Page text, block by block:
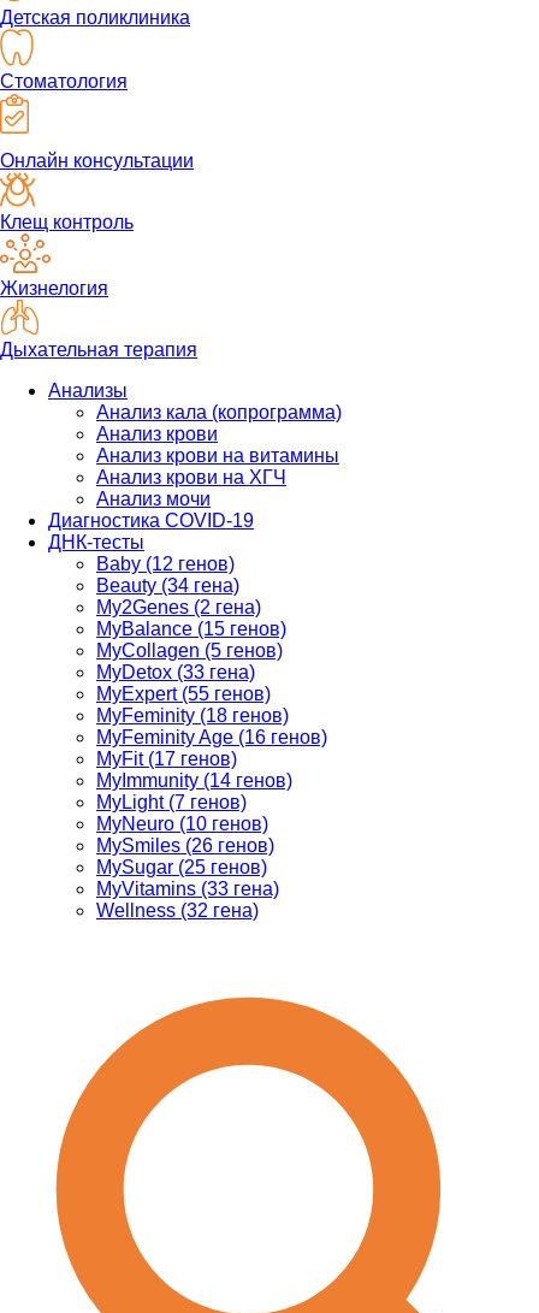
Детская поликлиника
Стоматология
Онлайн консультации
Клещ контроль
Жизнелогия
Дыхательная терапия
Анализы
Анализ кала (копрограмма)
Анализ крови
Анализ крови на витамины
Анализ крови на ХГЧ
Анализ мочи
Диагностика COVID-19
ДНК-тесты
Baby (12 генов)
Beauty (34 гена)
My2Genes (2 гена)
MyBalance (15 генов)
MyCollagen (5 генов)
MyDetox (33 гена)
MyExpert (55 генов)
MyFeminity (18 генов)
MyFeminity Age (16 генов)
MyFit (17 генов)
MyImmunity (14 генов)
MyLight (7 генов)
MyNeuro (10 генов)
MySmiles (26 генов)
MySugar (25 генов)
MyVitamins (33 гена)
Wellness (32 гена)